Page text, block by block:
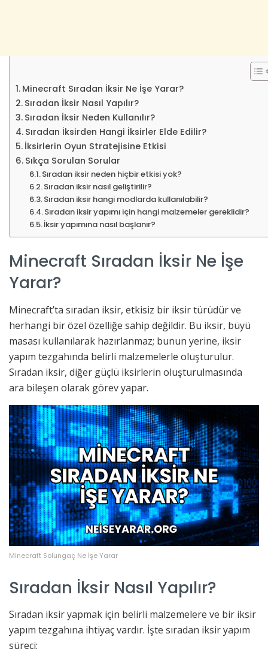
Minecraft Sıradan İksir Ne İşe Yarar?
Sıradan İksir Nasıl Yapılır?
Sıradan İksir Neden Kullanılır?
Sıradan İksirden Hangi İksirler Elde Edilir?
İksirlerin Oyun Stratejisine Etkisi
Sıkça Sorulan Sorular
Sıradan iksir neden hiçbir etkisi yok?
Sıradan iksir nasıl geliştirilir?
Sıradan iksir hangi modlarda kullanılabilir?
Sıradan iksir yapımı için hangi malzemeler gereklidir?
İksir yapımına nasıl başlanır?
Minecraft Sıradan İksir Ne İşe
Yarar?
Minecraft’ta sıradan iksir, etkisiz bir iksir türüdür ve
herhangi bir özel özelliğe sahip değildir. Bu iksir, büyü
masası kullanılarak hazırlanmaz; bunun yerine, iksir
yapım tezgahında belirli malzemelerle oluşturulur.
Sıradan iksir, diğer güçlü iksirlerin oluşturulmasında
ara bileşen olarak görev yapar.
Minecraft Solungaç Ne İşe Yarar
Sıradan İksir Nasıl Yapılır?
Sıradan iksir yapmak için belirli malzemelere ve bir iksir
yapım tezgahına ihtiyaç vardır. İşte sıradan iksir yapım
süreci: